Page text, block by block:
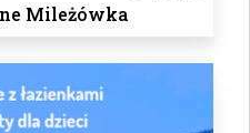
Mileżówka